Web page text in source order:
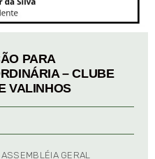
PARA
– CLUBE
VALINHOS
GERAL